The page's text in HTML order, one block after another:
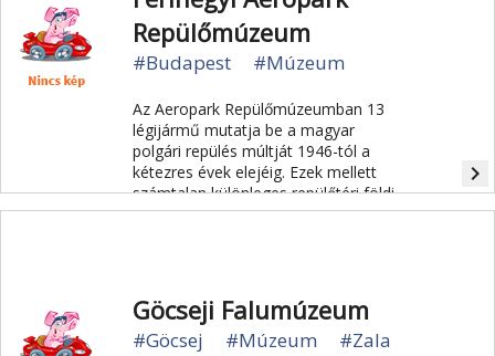
Repülőmúzeum
#Budapest #Múzeum
Az Aeropark Repülőmúzeumban 13
légijármű mutatja be a magyar
polgári repülés múltját 1946-tól a
kétezres évek elejéig. Ezek mellett
számtalan különleges repülőtéri földi
jármű is megtekinthető és
navigate_next
Göcseji Falumúzeum
#Göcsej #Múzeum #Zala